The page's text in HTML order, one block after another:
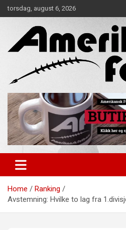
Skip
to
torsdag, august 6, 2026
Amerikansk
Home
Ranking
Avstemning: Hvilke to lag fra